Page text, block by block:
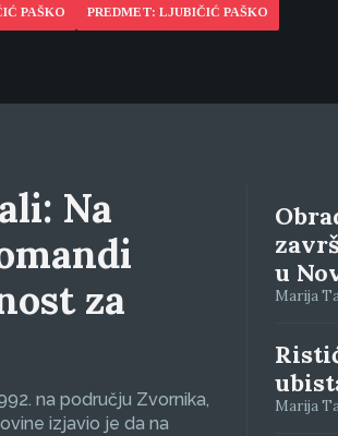
PAŠKO PREDMET: LJUBIČIĆ PAŠKO
Na
za
na području Zvornika,
izjavio je da na
u
Marija
Marija